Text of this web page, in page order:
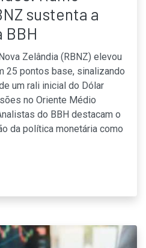
sustenta a
BBH
Zelândia (RBNZ) elevou
25 pontos base, sinalizando
um rali inicial do Dólar
no Oriente Médio
do BBH destacam o
da política monetária como